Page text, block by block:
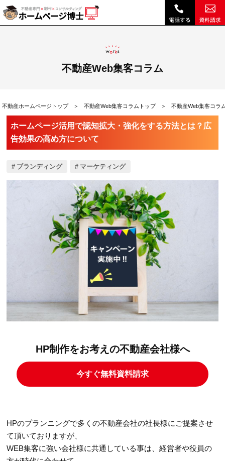
ホームページ活用で認知拡大・強化をする方法とは？広告効果の高め方について|不動産Web集客コラム｜不動産ホームページ制作、不動産SEOは博士ドットコム
不動産Web集客コラム
不動産ホームページトップ 不動産Web集客コラムトップ 不動産Web集客コラ
ホームページ活用で認知拡大・強化をする方法とは？広
告効果の高め方について
ブランディング マーケティング
HP制作をお考えの不動産会社様へ
今すぐ無料資料請求
HPのプランニングで多くの不動産会社の社長様にご提案させ
て頂いておりますが、
WEB集客に強い会社様に共通している事は、経営者や役員の